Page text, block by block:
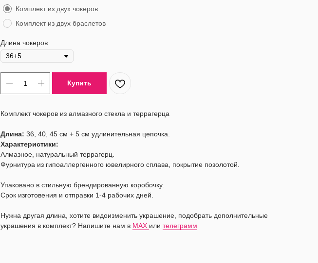
Комплект из двух чокеров
Комплект из двух браслетов
Длина чокеров
Купить
Комплект чокеров из алмазного стекла и террагерца
Длина: 36, 40, 45 см + 5 см удлинительная цепочка.
Характеристики:
Алмазное, натуральный террагерц.
Фурнитура из гипоаллергенного ювелирного сплава, покрытие позолотой.
Упаковано в стильную брендированную коробочку.
Срок изготовения и отправки 1-4 рабочих дней.
Нужна другая длина, хотите видоизменить украшение, подобрать дополнительные
украшения в комплект? Напишите нам в MAX или телеграмм